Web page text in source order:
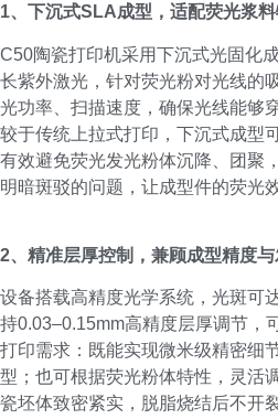
1、下沉式SLA成型，适配荧光浆
C50陶瓷打印机采用下沉式光固化
长紫外激光，针对荧光粉对光线的
光功率、扫描速度，确保光线能够
较于传统上拉式打印，下沉式成型
有效避免荧光发光粉体沉降、团聚
明暗斑驳的问题，让成型件的荧光
2、精准层厚控制，兼顾成型精度
设备搭载高精度光学系统，光斑可
持0.03–0.15mm高精度层厚调节，
打印需求：既能实现微米级精密细
型；也可根据荧光粉体特性，灵活
瓷坯体致密紧实，脱脂烧结后不开